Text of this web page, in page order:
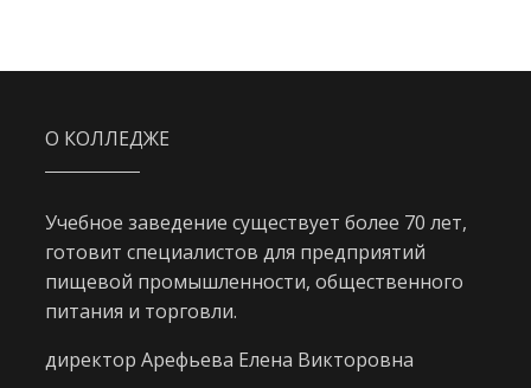
О КОЛЛЕДЖЕ
Учебное заведение существует более 70 лет,
готовит специалистов для предприятий
пищевой промышленности, общественного
питания и торговли.
директор Арефьева Елена Викторовна